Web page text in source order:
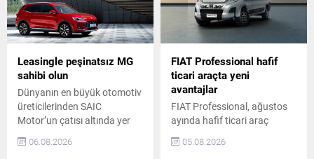
Leasingle peşinatsız MG
sahibi olun
Dünyanın en büyük otomotiv
üreticilerinden SAIC
Motor’un çatısı altında yer
Trend Otomotiv tarafından
06.08.2026
FIAT Professional hafif
ticari araçta yeni
avantajlar
FIAT Professional, ağustos
ayında hafif ticari araç
avantajlı satın alma
05.08.2026